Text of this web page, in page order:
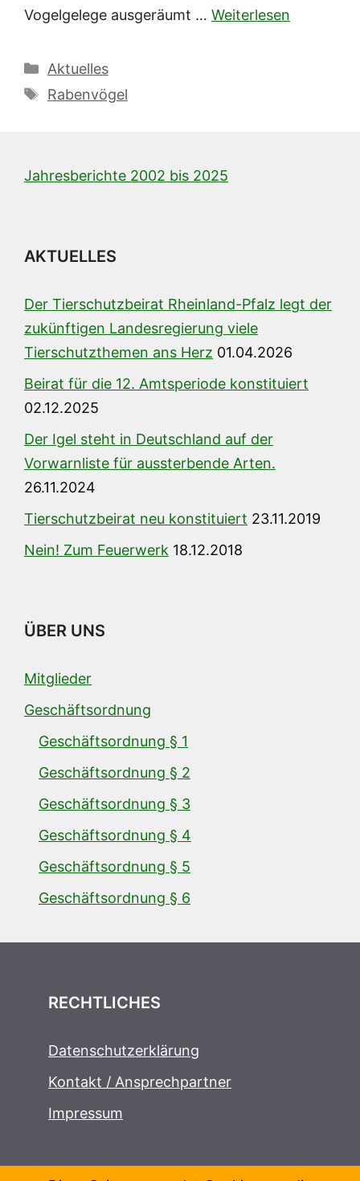
Vogelgelege ausgeräumt … Weiterlesen
Kategorien
Aktuelles
Schlagwörter
Rabenvögel
Jahresberichte 2002 bis 2025
AKTUELLES
Der Tierschutzbeirat Rheinland-Pfalz legt der
zukünftigen Landesregierung viele
Tierschutzthemen ans Herz 01.04.2026
Beirat für die 12. Amtsperiode konstituiert
02.12.2025
Der Igel steht in Deutschland auf der
Vorwarnliste für aussterbende Arten.
26.11.2024
Tierschutzbeirat neu konstituiert 23.11.2019
Nein! Zum Feuerwerk 18.12.2018
ÜBER UNS
Mitglieder
Geschäftsordnung
Geschäftsordnung § 1
Geschäftsordnung § 2
Geschäftsordnung § 3
Geschäftsordnung § 4
Geschäftsordnung § 5
Geschäftsordnung § 6
RECHTLICHES
Datenschutzerklärung
Kontakt / Ansprechpartner
Impressum